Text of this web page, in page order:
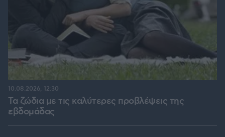
Τα ζώδια με τις καλύτερες προβλέψεις της
εβδομάδας
10.08.2026, 12:30